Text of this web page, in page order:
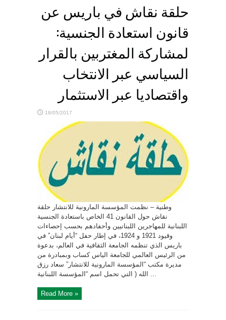
حلقة نقاش في باريس عن
قانون استعادة الجنسية:
لمشاركة المغتربين بالقرار
السياسي عبر الانتخاب
واقتصاديا عبر الاستثمار
18/05/2017
وطنية – نظمت المؤسسة المارونية للانتشار حلقة
نقاش حول القانون 41 الخاص باستعادة الجنسية
اللبنانية للمهاجرين اللبنانيين وأحفادهم بحسب إحصاءات
وقيود 1921 و 1924، في إطار حفل “أيام لبنان” في
باريس الذي تنظمه الجامعة الثقافية في العالم، بدعوة
من الرئيس العالمي للجامعة الياس كساب وبمبادرة من
مديرة مكتب “المؤسسة المارونية للانتشار” سعاد رزق
الله ( التي تحمل اسم “المؤسسة اللبنانية ...
Read More »